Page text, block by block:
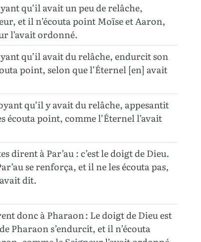
qu’il avait un peu de relâche,
et il n’écouta point Moïse et Aaron,
l’avait ordonné.
qu’il avait du relâche, endurcit son
point, selon que l’Éternel [en] avait
qu’il y avait du relâche, appesantit
écouta point, comme l’Éternel l’avait
dirent à Par’au : c’est le doigt de Dieu.
se renforça, et il ne les écouta pas,
dit.
donc à Pharaon : Le doigt de Dieu est
Pharaon s’endurcit, et il n’écouta